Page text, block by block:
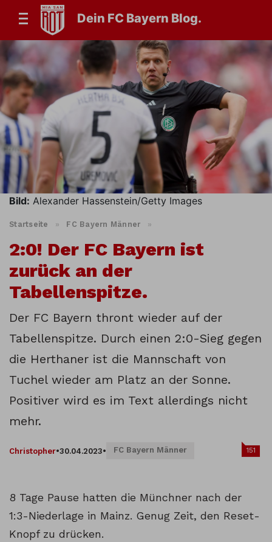
Dein FC Bayern Blog.
Bild: Alexander Hassenstein/Getty Images
Startseite » FC Bayern Männer »
2:0! Der FC Bayern ist
zurück an der
Tabellenspitze.
Der FC Bayern thront wieder auf der
Tabellenspitze. Durch einen 2:0-Sieg gegen
die Herthaner ist die Mannschaft von
Tuchel wieder am Platz an der Sonne.
Positiver wird es im Text allerdings nicht
mehr.
Christopher•30.04.2023• FC Bayern Männer 151
8 Tage Pause hatten die Münchner nach der
1:3-Niederlage in Mainz. Genug Zeit, den Reset-
Knopf zu drücken.